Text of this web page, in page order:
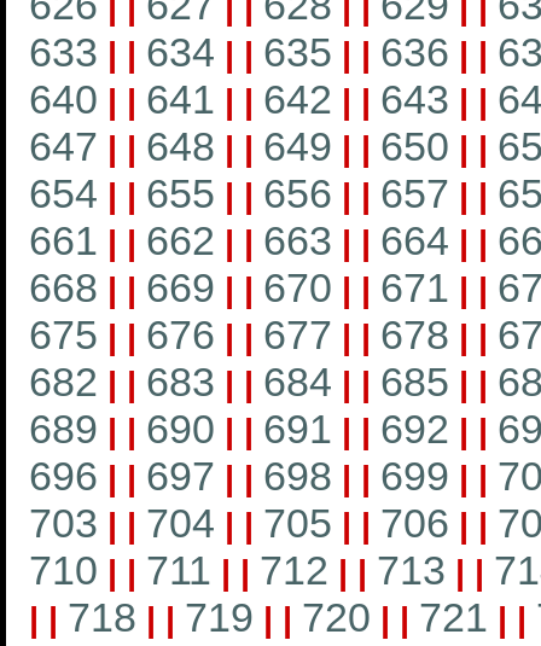
633 | | 634 | | 635 | | 636 | |
640 | | 641 | | 642 | | 643 | |
647 | | 648 | | 649 | | 650 | |
654 | | 655 | | 656 | | 657 | |
661 | | 662 | | 663 | | 664 | |
668 | | 669 | | 670 | | 671 | |
675 | | 676 | | 677 | | 678 | |
682 | | 683 | | 684 | | 685 | |
689 | | 690 | | 691 | | 692 | |
696 | | 697 | | 698 | | 699 | |
703 | | 704 | | 705 | | 706 | |
710 | | 711 | | 712 | | 713 | |
| | 718 | | 719 | | 720 | | 721 | |